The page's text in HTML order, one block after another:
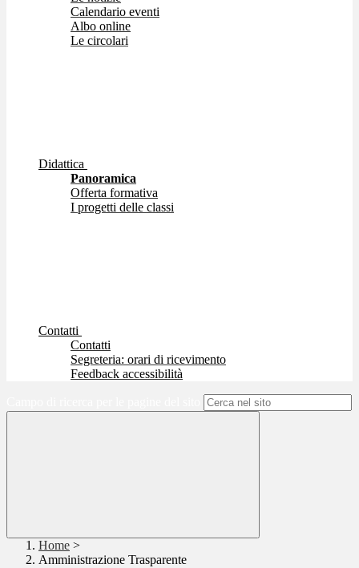
Calendario eventi
Albo online
Le circolari
Didattica
Panoramica
Offerta formativa
I progetti delle classi
Contatti
Contatti
Segreteria: orari di ricevimento
Feedback accessibilità
Home >
Amministrazione Trasparente